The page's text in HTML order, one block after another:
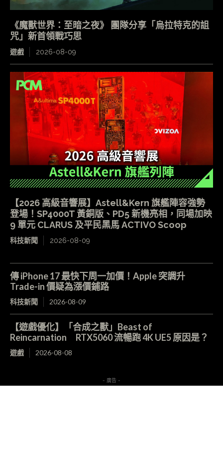
《魔獸世界：至暗之夜》 團隊分享「烏拉特克的詛
咒」新首領戰巧思
遊戲 2026-08-09
【2026 高級音響展】Astell&Kern 旗艦陣容強勢
登場！SP4000T 黃銅版、PD5 新機亮相，同場加映
9 單元 CLARUS 及平民黑馬 ACTIVO Scoop
科技新聞 2026-08-09
傳 iPhone 17 最快下周一加價！Apple 突調升
Trade-in 價疑為漲價鋪路
科技新聞 2026-08-09
【遊戲優化】「合成之獸」Beast of
Reincarnation RTX5060 流暢跑 4K UE5 原因是？
遊戲 2026-08-08
- 廣告 -